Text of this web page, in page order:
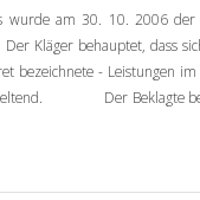
wurde am 30. 10. 2006
behauptet, dass sich
bezeichnete - Leistungen
Der Beklagte